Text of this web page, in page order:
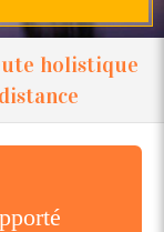
holistique